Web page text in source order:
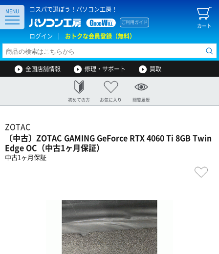
コスパで選ぼう！パソコン工房！
カート
ご利用ガイド
ログイン おトクな会員登録（無料）
MENU
全国店舗情報 修理・サポート 買取
初めての方 お気に入り 閲覧履歴
ZOTAC
〔中古〕ZOTAC GAMING GeForce RTX 4060 Ti 8GB Twin
Edge OC（中古1ヶ月保証）
中古1ヶ月保証